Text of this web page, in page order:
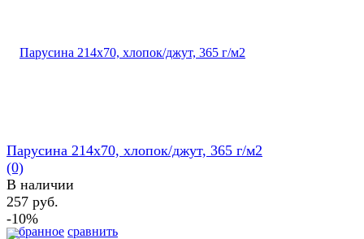
избранное сравнить
Парусина 214х70, хлопок/джут, 365 г/м2
(0)
В наличии
257 руб.
-10%